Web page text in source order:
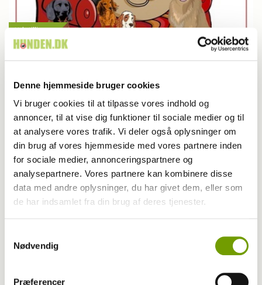
Denne hjemmeside bruger cookies
Vi bruger cookies til at tilpasse vores indhold og
annoncer, til at vise dig funktioner til sociale medier og til
at analysere vores trafik. Vi deler også oplysninger om
din brug af vores hjemmeside med vores partnere inden
for sociale medier, annonceringspartnere og
analysepartnere. Vores partnere kan kombinere disse
data med andre oplysninger, du har givet dem, eller som
de har indsamlet fra din brug af deres tjenester.
Nødvendig
Præferencer
Udstilling
EDS: We´ll meet again
Foto